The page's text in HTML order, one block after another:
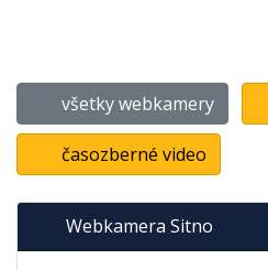
všetky webkamery
časozberné video
Webkamera Sitno